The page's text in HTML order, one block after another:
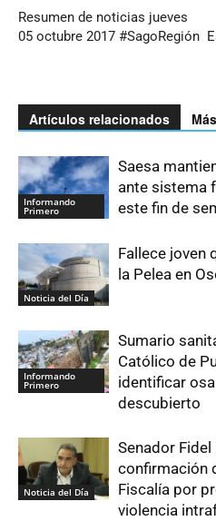
Resumen de noticias jueves
05 octubre 2017 #SagoRegión
Artículos relacionados
Informando
Primero
Saesa
ante sistema
este fin de
Noticia del Día
Fallece joven
la Pelea en
Informando
Primero
Sumario
Católico de
identificar
descubierto
Noticia del Día
Senador
confirmación
Fiscalía por
violencia